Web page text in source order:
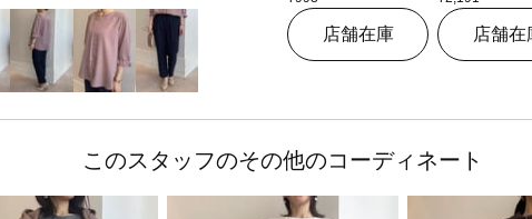
店舗在庫 店舗在
このスタッフのその他のコーディネート